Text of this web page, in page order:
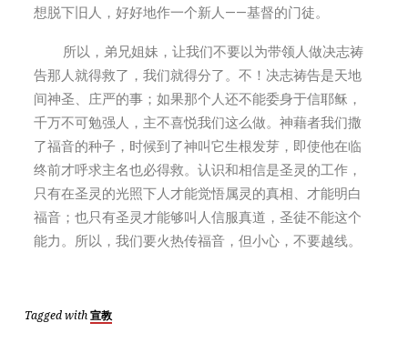
想脱下旧人，好好地作一个新人——基督的门徒。
所以，弟兄姐妹，让我们不要以为带领人做决志祷
告那人就得救了，我们就得分了。不！决志祷告是天地
间神圣、庄严的事；如果那个人还不能委身于信耶稣，
千万不可勉强人，主不喜悦我们这么做。神藉者我们撒
了福音的种子，时候到了神叫它生根发芽，即使他在临
终前才呼求主名也必得救。认识和相信是圣灵的工作，
只有在圣灵的光照下人才能觉悟属灵的真相、才能明白
福音；也只有圣灵才能够叫人信服真道，圣徒不能这个
能力。所以，我们要火热传福音，但小心，不要越线。
Tagged with 宣教